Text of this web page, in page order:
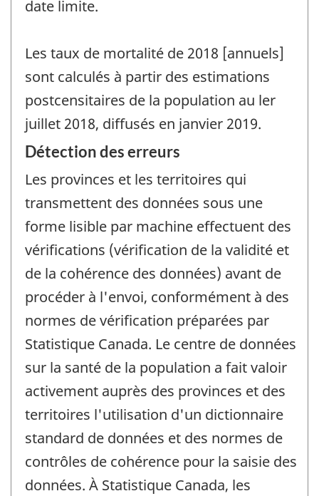
date limite.
Les taux de mortalité de 2018 [annuels]
sont calculés à partir des estimations
postcensitaires de la population au ler
juillet 2018, diffusés en janvier 2019.
Détection des erreurs
Les provinces et les territoires qui
transmettent des données sous une
forme lisible par machine effectuent des
vérifications (vérification de la validité et
de la cohérence des données) avant de
procéder à l'envoi, conformément à des
normes de vérification préparées par
Statistique Canada. Le centre de données
sur la santé de la population a fait valoir
activement auprès des provinces et des
territoires l'utilisation d'un dictionnaire
standard de données et des normes de
contrôles de cohérence pour la saisie des
données. À Statistique Canada, les